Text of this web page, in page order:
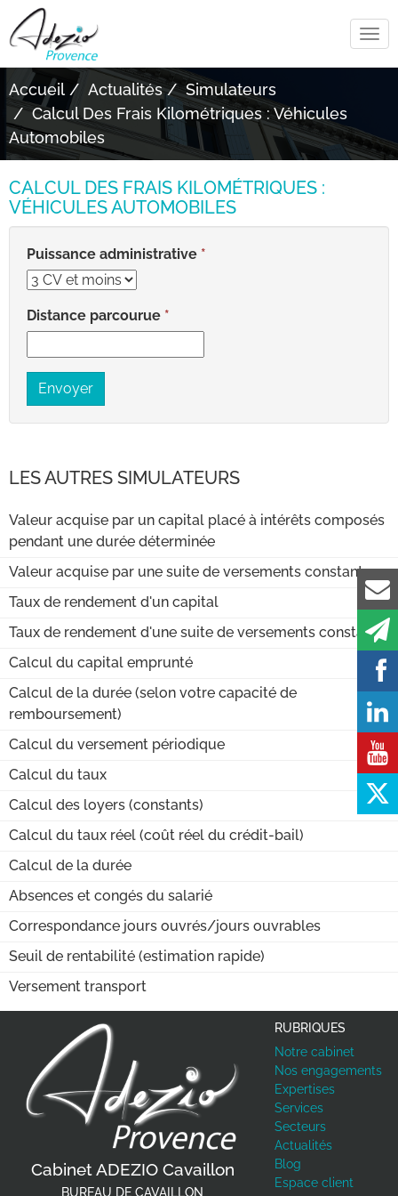
Accueil Actualités
Simulateurs
Calcul Des Frais Kilométriques : Véhicules
Automobiles
CALCUL DES FRAIS KILOMÉTRIQUES :
VÉHICULES AUTOMOBILES
Puissance administrative
Distance parcourue
Envoyer
LES AUTRES SIMULATEURS
Valeur acquise par un capital placé à intérêts composés
pendant une durée déterminée
Valeur acquise par une suite de versements constants
Taux de rendement d'un capital
Taux de rendement d'une suite de versements constants
Calcul du capital emprunté
Calcul de la durée (selon votre capacité de
remboursement)
Calcul du versement périodique
Calcul du taux
Calcul des loyers (constants)
Calcul du taux réel (coût réel du crédit-bail)
Calcul de la durée
Absences et congés du salarié
Correspondance jours ouvrés/jours ouvrables
Seuil de rentabilité (estimation rapide)
Versement transport
Cabinet ADEZIO Cavaillon
BUREAU DE CAVAILLON
Previous Next
RUBRIQUES
Notre cabinet
Nos engagements
Expertises
Services
Secteurs
Actualités
Blog
Espace client